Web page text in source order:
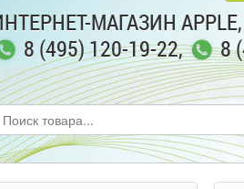
МАГАЗИН APPLE,
8 (495) 120-19-22, 8